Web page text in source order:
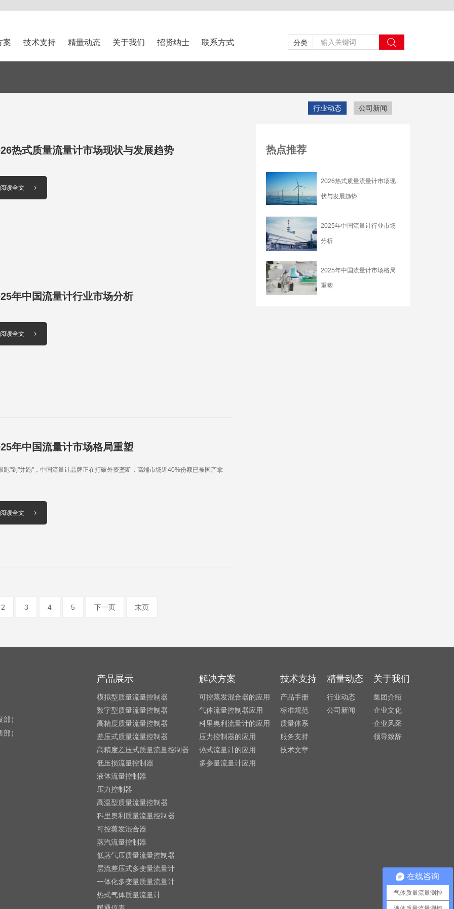
案 技术支持 精量动态 关于我们 招贤纳士 联系方式 分类
行业动态 公司新闻
热点推荐
2026热式​质量流量计市场现
状与发展趋势
2025年中国流量计行业市场
分析
2025年中国流量计市场格局
重塑
热式​质量流量计市场现状与发展趋势
阅读全文
年中国流量计行业市场分析
阅读全文
年中国流量计市场格局重塑
跑"到"并跑"，中国流量计品牌正在打破外资垄断，高端市场近40%份额已被国产拿
阅读全文
2 3 4 5 下一页 末页
）
）
产品展示
模拟型质量流量控制器
数字型质量流量控制器
高精度质量流量控制器
差压式质量流量控制器
高精度差压式质量流量控制器
低压损流量控制器
液体流量控制器
压力控制器
高温型质量流量控制器
科里奥利质量流量控制器
可控蒸发混合器
蒸汽流量控制器
低蒸气压质量流量控制器
层流差压式多变量流量计
一体化多变量质量流量计
热式气体质量流量计
解决方案
可控蒸发混合器的应用
气体流量控制器应用
科里奥利流量计的应用
压力控制器的应用
热式流量计的应用
多参量流量计应用
技术支持
产品手册
标准规范
质量体系
服务支持
技术文章
精量动态
行业动态
公司新闻
关于我们
集团介绍
企业文化
企业风采
领导致辞
在线咨询
气体质量流量测控